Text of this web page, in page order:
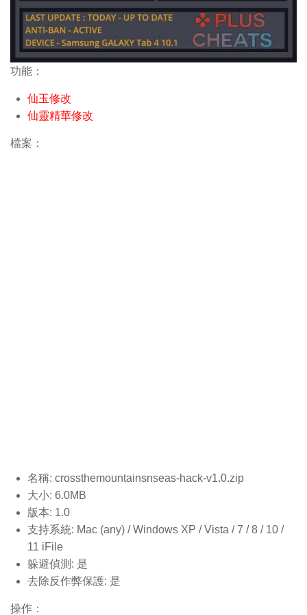
功能：
仙玉修改
仙靈精華修改
檔案：
名稱: crossthemountainsnseas-hack-v1.0.zip
大小: 6.0MB
版本: 1.0
支持系統: Mac (any) / Windows XP / Vista / 7 / 8 / 10 /
11 iFile
躲避偵測: 是
去除反作弊保護: 是
操作：